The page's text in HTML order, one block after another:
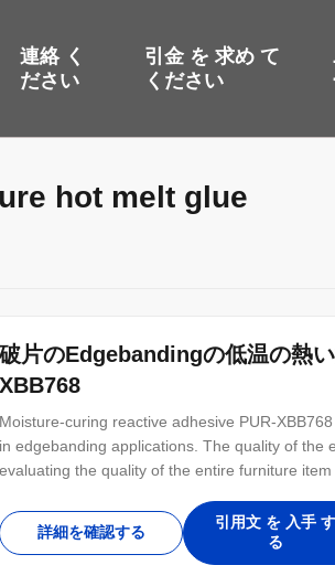
連絡 く
ださい
引金 を 求め て
ください
hot melt glue
破片のEdgebandingの低温の熱
XBB768
Moisture-curing reactive adhesive PUR-
in edgebanding applications. The quality of
evaluating the quality of the entire furniture
詳細を確認する
引用文 を 入手 す
る